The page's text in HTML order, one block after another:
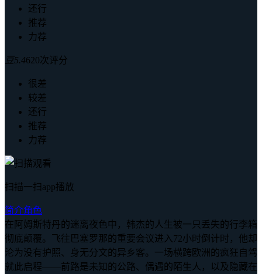
还行
推荐
力荐
豆5.4620次评分
很差
较差
还行
推荐
力荐
扫描一扫app播放
简介角色
在阿姆斯特丹的迷离夜色中，韩杰的人生被一只丢失的行李箱
彻底颠覆。飞往巴塞罗那的重要会议进入72小时倒计时，他却
沦为没有护照、身无分文的异乡客。一场横跨欧洲的疯狂自驾
就此启程——前路是未知的公路、偶遇的陌生人，以及隐藏在